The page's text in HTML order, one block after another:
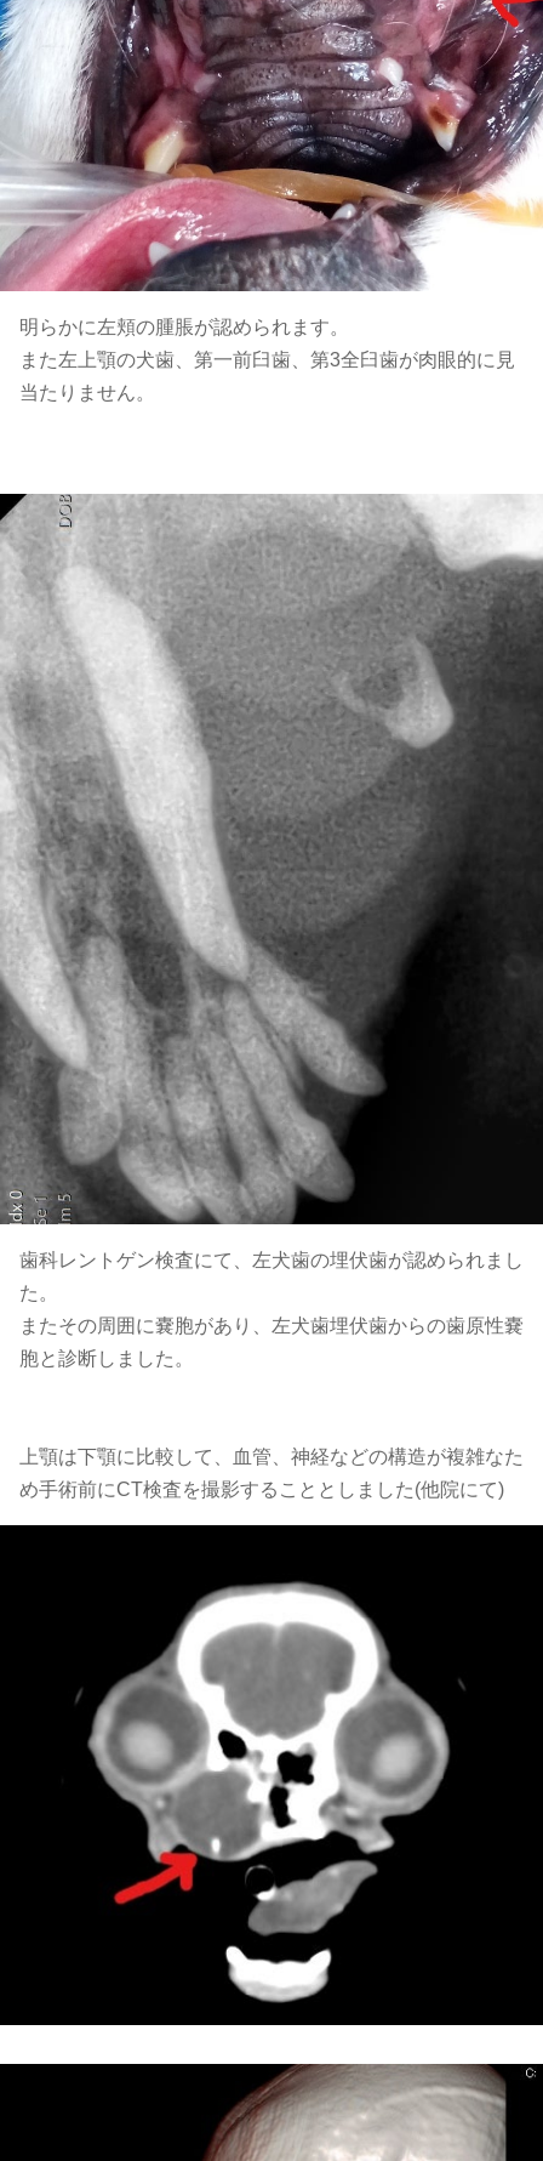
明らかに左頬の腫脹が認められます。
また左上顎の犬歯、第一前臼歯、第3全臼歯が肉眼的に見
当たりません。
歯科レントゲン検査にて、左犬歯の埋伏歯が認められまし
た。
またその周囲に嚢胞があり、左犬歯埋伏歯からの歯原性嚢
胞と診断しました。
上顎は下顎に比較して、血管、神経などの構造が複雑なた
め手術前にCT検査を撮影することとしました(他院にて)